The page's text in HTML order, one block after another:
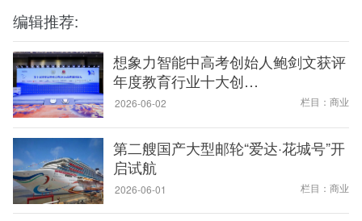
编辑推荐:
想象力智能中高考创始人鲍剑文获评
年度教育行业十大创…
2026-06-02 栏目：商业
第二艘国产大型邮轮“爱达·花城号”开
启试航
2026-06-01 栏目：商业